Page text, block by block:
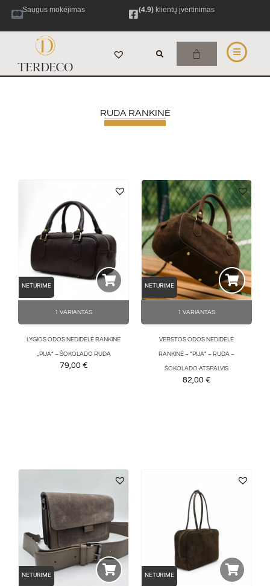
Saugus mokėjimas (4.9)klientų įvertinimas
RUDA RANKINĖ
NETURIME
1 VARIANTAS
LYGIOS ODOS NEDIDELĖ RANKINĖ
„PIJA“ – ŠOKOLADO RUDA
79,00 €
NETURIME
1 VARIANTAS
VERSTOS ODOS NEDIDELĖ
RANKINĖ – “PIJA” – RUDA –
ŠOKOLADO ATSPALVIS
82,00 €
NETURIME NETURIME